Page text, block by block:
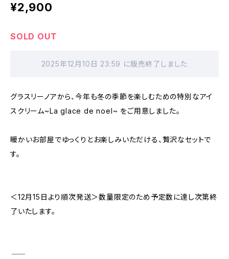
¥2,900
SOLD OUT
2025年12月10日 23:59 に販売終了しました
グラスリーノアから、今年も冬の季節を楽しむための特別なアイ
スクリーム~La glace de noel~ をご用意しました。
暖かいお部屋でゆっくりとお楽しみいただける、贅沢なセットで
す。
＜12月15日より順次発送＞数量限定のため予定数に達し次第終
了いたします。
―――――――――――